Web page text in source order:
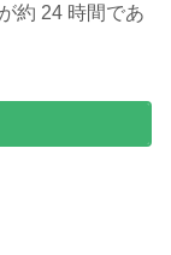
約 24 時間であ